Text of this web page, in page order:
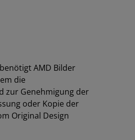
AMD Bilder
die
zur Genehmigung der
oder Kopie der
Original Design